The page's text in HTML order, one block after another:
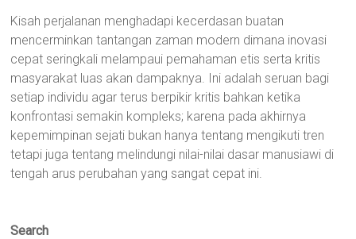
Kisah perjalanan menghadapi kecerdasan buatan
mencerminkan tantangan zaman modern dimana inovasi
cepat seringkali melampaui pemahaman etis serta kritis
masyarakat luas akan dampaknya. Ini adalah seruan bagi
setiap individu agar terus berpikir kritis bahkan ketika
konfrontasi semakin kompleks; karena pada akhirnya
kepemimpinan sejati bukan hanya tentang mengikuti tren
tetapi juga tentang melindungi nilai-nilai dasar manusiawi di
tengah arus perubahan yang sangat cepat ini.
Search